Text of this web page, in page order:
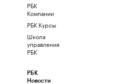
РБК
Компании
РБК Курсы
Школа
управления
РБК
РБК
Новости